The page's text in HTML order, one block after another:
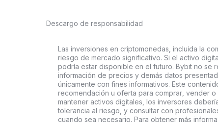
Descargo de responsabilidad
Las inversiones en criptomonedas, incluida la
riesgo de mercado significativo. Si el activo
podría estar disponible en el futuro. Bybit no se
información de precios y demás datos
únicamente con fines informativos. Este
recomendación u oferta para comprar, vender
mantener activos digitales, los inversores
tolerancia al riesgo, y consultar con
cuando sea necesario. Para obtener más